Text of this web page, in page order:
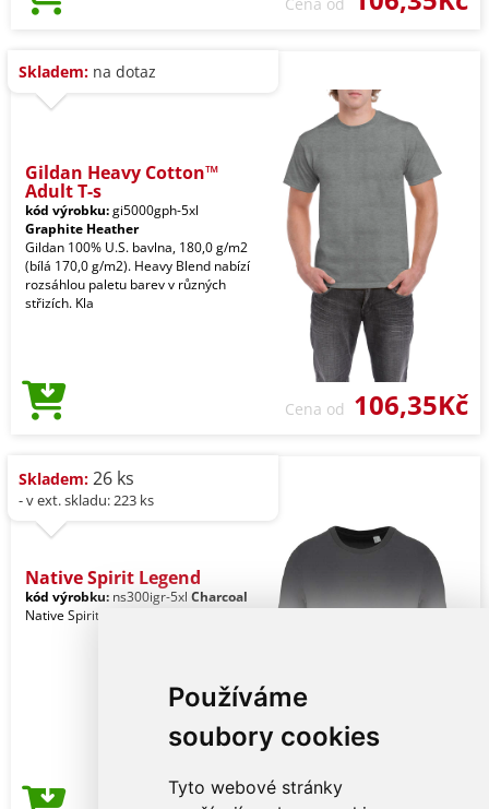
Používáme
soubory cookies
Tyto webové stránky
Cena od
Skladem: na dotaz
Gildan Heavy Cotton™
Adult T-s
kód výrobku:gi5000gph-5xl
Graphite Heather
Gildan 100% U.S. bavlna, 180,0 g/m2
(bílá 170,0 g/m2). Heavy Blend nabízí
rozsáhlou paletu barev v různých
střizích. Kla
Cena od 106,35Kč
Skladem: 26 ks
- v ext. skladu: 223 ks
Native Spirit Legend
kód výrobku: ns300igr-5xl Charcoal